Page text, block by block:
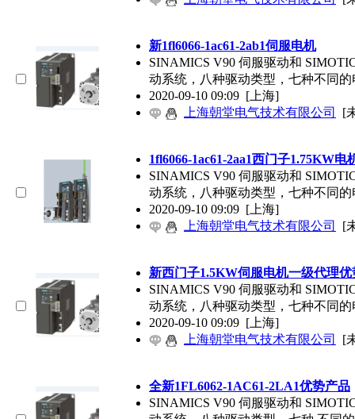
新1fl6066-1ac61-2ab1伺服电机
SINAMICS V90 伺服驱动和
动系统，八种驱动类型，七种不同的
2020-09-10 09:09 [上海]
上海朝堂电气技术有限公司
[
1fl6066-1ac61-2aa1西门子1.75KW电
SINAMICS V90 伺服驱动和
动系统，八种驱动类型，七种不同的
2020-09-10 09:09 [上海]
上海朝堂电气技术有限公司
[
新西门子1.5KW伺服电机一级代理优
SINAMICS V90 伺服驱动和
动系统，八种驱动类型，七种不同的
2020-09-10 09:09 [上海]
上海朝堂电气技术有限公司
[
全新1FL6062-1AC61-2LA1优势产品
SINAMICS V90 伺服驱动和